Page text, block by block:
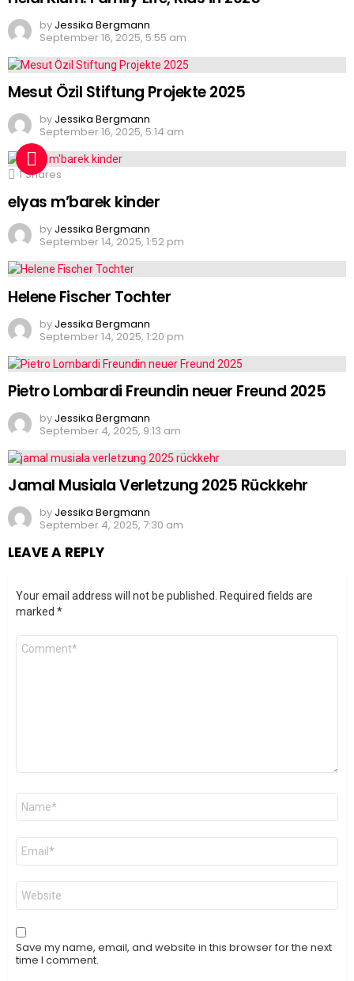
by Jessika Bergmann
September 16, 2025, 5:55 am
Mesut Özil Stiftung Projekte 2025
by Jessika Bergmann
September 16, 2025, 5:14 am
1 Shares
elyas m’barek kinder
by Jessika Bergmann
September 14, 2025, 1:52 pm
Helene Fischer Tochter
by Jessika Bergmann
September 14, 2025, 1:20 pm
Pietro Lombardi Freundin neuer Freund 2025
by Jessika Bergmann
September 4, 2025, 9:13 am
Jamal Musiala Verletzung 2025 Rückkehr
by Jessika Bergmann
September 4, 2025, 7:30 am
LEAVE A REPLY
Your email address will not be published.
Required fields are
marked *
Comment
Name
Email
Website
Save my name, email, and website in this browser for the next
time I comment.